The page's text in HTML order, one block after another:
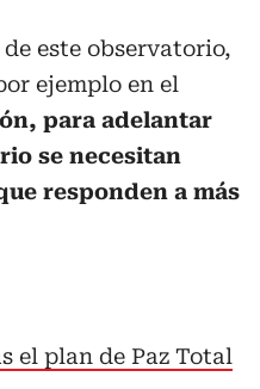
este observatorio,
ejemplo en el
para adelantar
se necesitan
responden a más
el plan de Paz Total